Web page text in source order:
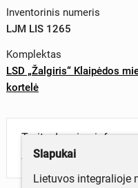
Inventorinis numeris
LJM LIS 1265
Komplektas
LSD „Žalgiris“ Klaipėdos
kortelė
Turite daugiau
Parašykite mums!
Slapukai
Lietuvos integralioje